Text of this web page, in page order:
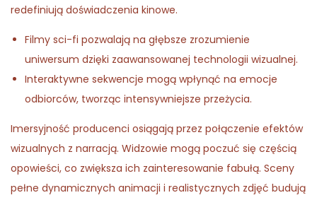
redefiniują doświadczenia kinowe.
Filmy sci-fi pozwalają na głębsze zrozumienie
uniwersum dzięki zaawansowanej technologii wizualnej.
Interaktywne sekwencje mogą wpłynąć na emocje
odbiorców, tworząc intensywniejsze przeżycia.
Imersyjność producenci osiągają przez połączenie efektów
wizualnych z narracją. Widzowie mogą poczuć się częścią
opowieści, co zwiększa ich zainteresowanie fabułą. Sceny
pełne dynamicznych animacji i realistycznych zdjęć budują